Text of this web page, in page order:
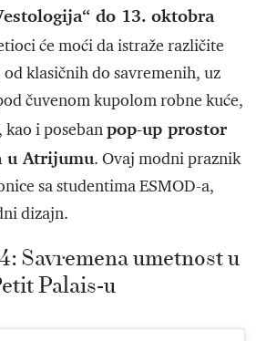
do 13. oktobra
će moći da istraže različite
klasičnih do savremenih, uz
čuvenom kupolom robne kuće,
i posebanpop-up prostor
u Atrijumu. Ovaj modni praznik
sa studentima ESMOD-a,
dizajn.
Savremena umetnost u
Palais-u